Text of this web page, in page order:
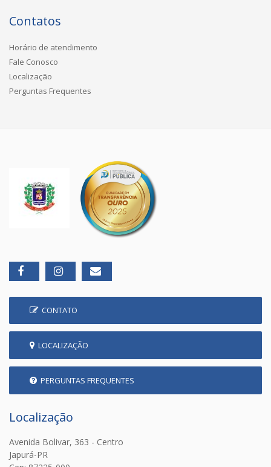
Contatos
Horário de atendimento
Fale Conosco
Localização
Perguntas Frequentes
CONTATO
LOCALIZAÇÃO
PERGUNTAS FREQUENTES
Localização
Avenida Bolivar, 363 - Centro
Japurá-PR